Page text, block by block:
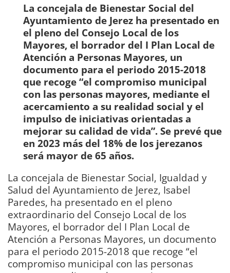
La concejala de Bienestar Social del
Ayuntamiento de Jerez ha presentado en
el pleno del Consejo Local de los
Mayores, el borrador del I Plan Local de
Atención a Personas Mayores, un
documento para el periodo 2015-2018
que recoge “el compromiso municipal
con las personas mayores, mediante el
acercamiento a su realidad social y el
impulso de iniciativas orientadas a
mejorar su calidad de vida”. Se prevé que
en 2023 más del 18% de los jerezanos
será mayor de 65 años.
La concejala de Bienestar Social, Igualdad y
Salud del Ayuntamiento de Jerez, Isabel
Paredes, ha presentado en el pleno
extraordinario del Consejo Local de los
Mayores, el borrador del I Plan Local de
Atención a Personas Mayores, un documento
para el periodo 2015-2018 que recoge “el
compromiso municipal con las personas